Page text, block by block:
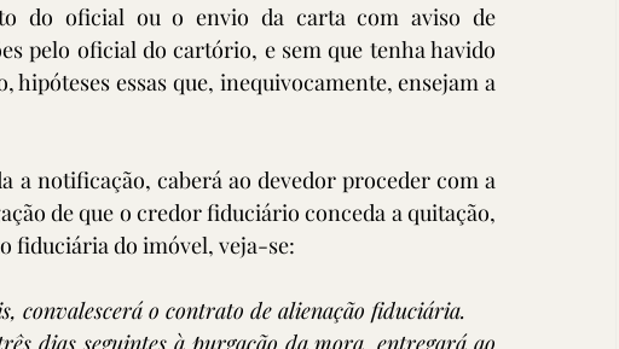
do oficial ou o envio da carta com aviso de
pelo oficial do cartório, e sem que tenha havido
essas que, inequivocamente, ensejam a
a notificação, caberá ao devedor proceder com a
de que o credor fiduciário conceda a quitação,
fiduciária do imóvel, veja-se:
convalescerá o contrato de alienação fiduciária.
dias seguintes à purgação da mora, entregará ao